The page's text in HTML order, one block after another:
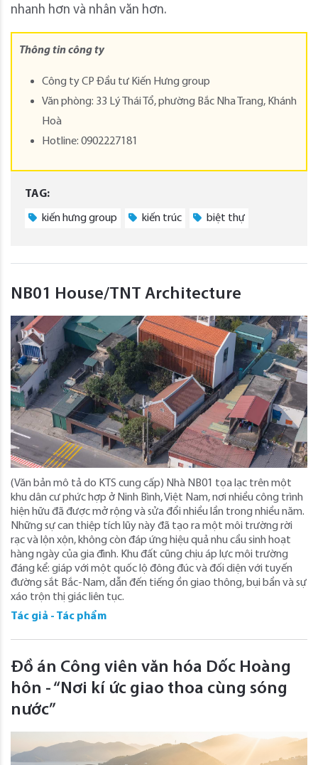
nhanh hơn và nhân văn hơn.
Thông tin công ty
Công ty CP Đầu tư Kiến Hưng group
Văn phòng: 33 Lý Thái Tổ, phường Bắc Nha Trang, Khánh
Hoà
Hotline: 0902227181
TAG:
kiến hưng group kiến trúc biệt thự
NB01 House/TNT Architecture
(Văn bản mô tả do KTS cung cấp) Nhà NB01 tọa lạc trên một
khu dân cư phức hợp ở Ninh Bình, Việt Nam, nơi nhiều công trình
hiện hữu đã được mở rộng và sửa đổi nhiều lần trong nhiều năm.
Những sự can thiệp tích lũy này đã tạo ra một môi trường rời
rạc và lộn xộn, không còn đáp ứng hiệu quả nhu cầu sinh hoạt
hàng ngày của gia đình. Khu đất cũng chịu áp lực môi trường
đáng kể: giáp với một quốc lộ đông đúc và đối diện với tuyến
đường sắt Bắc-Nam, dẫn đến tiếng ồn giao thông, bụi bẩn và sự
xáo trộn thị giác liên tục.
Tác giả - Tác phẩm
Đồ án Công viên văn hóa Dốc Hoàng
hôn - “Nơi kí ức giao thoa cùng sóng
nước”